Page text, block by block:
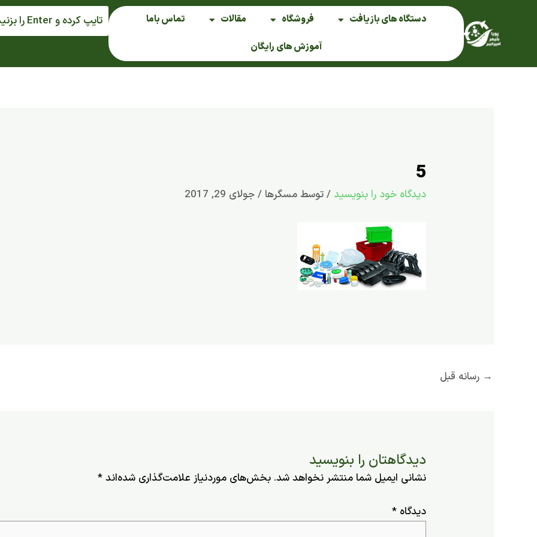
دستگاه های بازیافت فروشگاه مقالات
تماس باما
آموزش های رایگان
5
دیدگاه‌ خود را بنویسید / توسطمسگرها/جولای 29, 2017
→ رسانه قبل
دیدگاهتان را بنویسید
نشانی ایمیل شما منتشر نخواهد شد. بخش‌های موردنیاز علامت‌گذاری شده‌اند*
دیدگاه*